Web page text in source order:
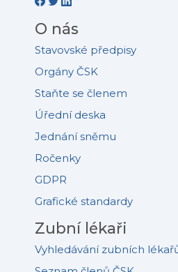
O nás
Stavovské předpisy
Orgány ČSK
Staňte se členem
Úřední deska
Jednání sněmu
Ročenky
GDPR
Grafické standardy
Zubní lékaři
Vyhledávání zubních